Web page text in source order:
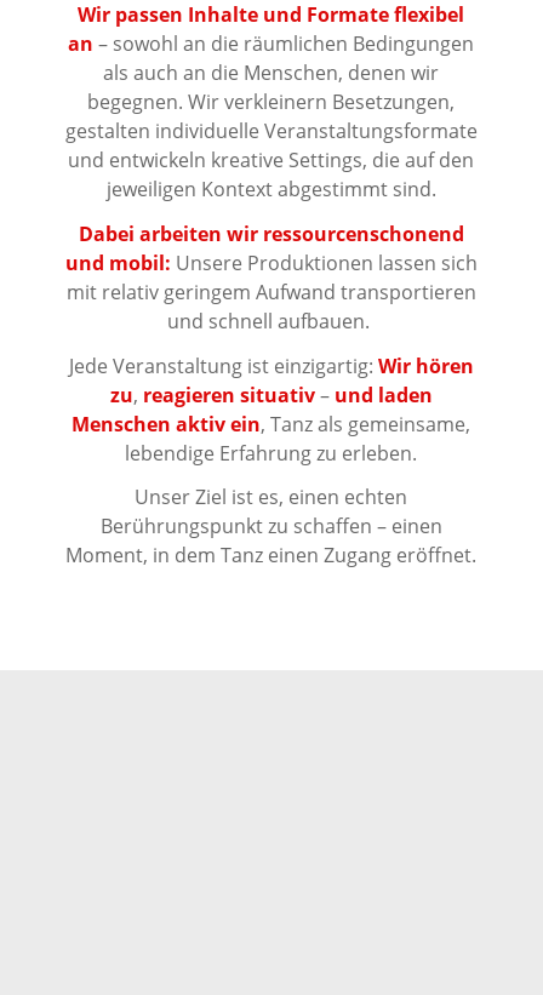
Wir passen Inhalte und Formate flexibel
an – sowohl an die räumlichen Bedingungen
als auch an die Menschen, denen wir
begegnen. Wir verkleinern Besetzungen,
gestalten individuelle Veranstaltungsformate
und entwickeln kreative Settings, die auf den
jeweiligen Kontext abgestimmt sind.
Dabei arbeiten wir ressourcenschonend
und mobil: Unsere Produktionen lassen sich
mit relativ geringem Aufwand transportieren
und schnell aufbauen.
Jede Veranstaltung ist einzigartig: Wir hören
zu, reagieren situativ– und laden
Menschen aktiv ein, Tanz als gemeinsame,
lebendige Erfahrung zu erleben.
Unser Ziel ist es, einen echten
Berührungspunkt zu schaffen – einen
Moment, in dem Tanz einen Zugang eröffnet.